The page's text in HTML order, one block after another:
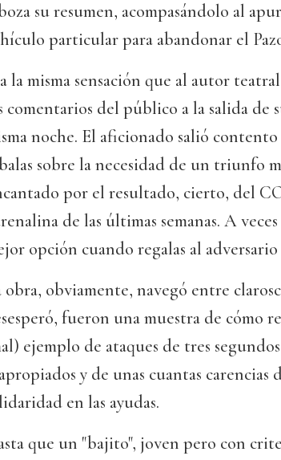
su resumen, acompasándolo al
particular para abandonar el
la misma sensación que al autor
comentarios del público a la salida de
noche. El aficionado salió
sobre la necesidad de un triunfo
por el resultado, cierto, del
de las últimas semanas. A
opción cuando regalas al
obra, obviamente, navegó entre
fueron una muestra de cómo
ejemplo de ataques de tres
y de unas cuantas carencias
en las ayudas.
que un "bajito", joven pero con